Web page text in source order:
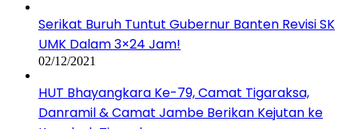
Serikat Buruh Tuntut Gubernur Banten Revisi SK
UMK Dalam 3×24 Jam!
02/12/2021
HUT Bhayangkara Ke-79, Camat Tigaraksa,
Danramil & Camat Jambe Berikan Kejutan ke